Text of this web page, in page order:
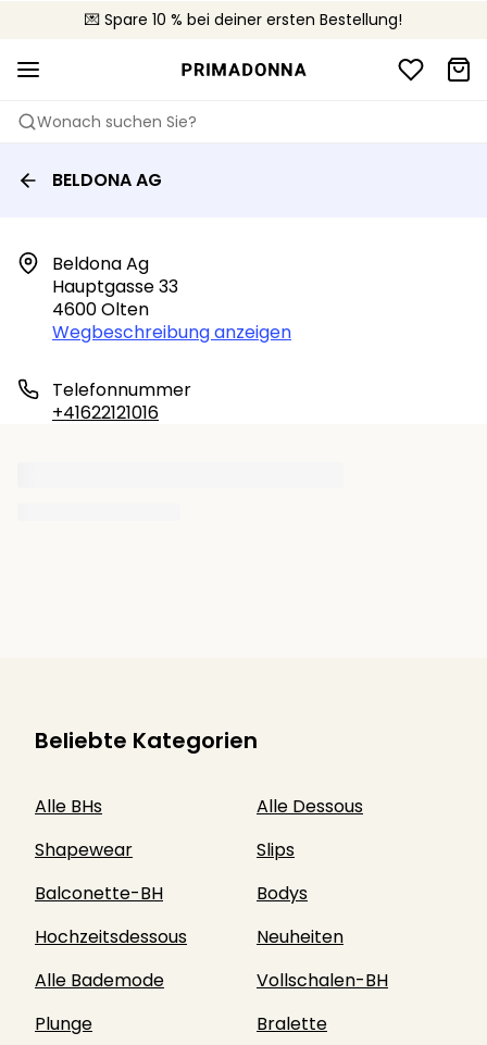
💌 Spare 10 % bei deiner ersten Bestellung!
🚚 Kostenloser Versand bei Bestellungen über CHF 150
📦 Kostenlose Rücksendungen
Wonach suchen Sie?
BELDONA AG
Beldona Ag
Hauptgasse 33
4600 Olten
Wegbeschreibung anzeigen
Telefonnummer
+41622121016
Beliebte Kategorien
Alle BHs
Alle Dessous
Shapewear
Slips
Balconette-BH
Bodys
Hochzeitsdessous
Neuheiten
Alle Bademode
Vollschalen-BH
Plunge
Bralette